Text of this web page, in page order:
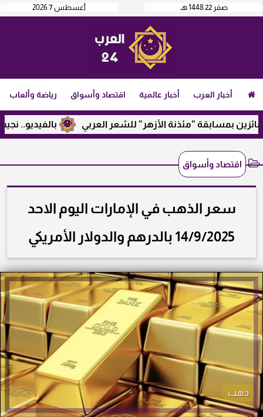
أغسطس7
2026 صفر 221448 هـ
أخبار العرب أخبار عالمية اقتصاد وأسواق رياضة وألعاب
بالفيديو.. نجيب ”مئذنة الأزهر” للشعر العربي
اقتصاد وأسواق
سعر الذهب في الإمارات اليوم الاحد
14/9/2025 بالدرهم والدولار الأمريكي
ذهب